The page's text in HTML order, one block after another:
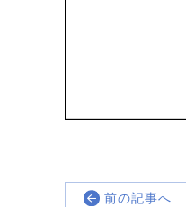
前の記事へ